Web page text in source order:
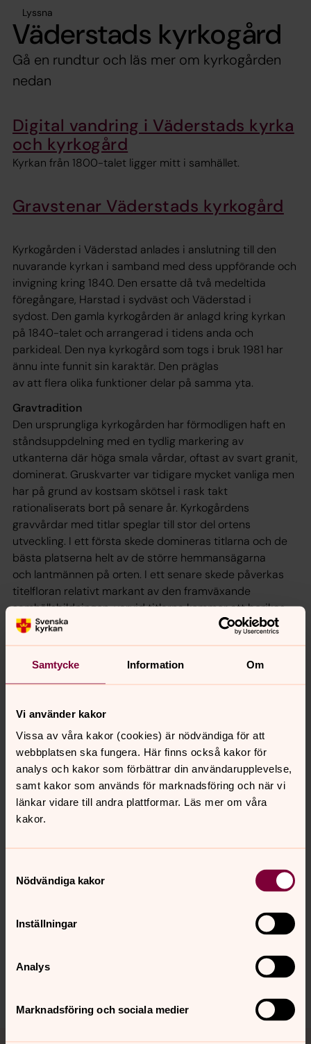
Samtycke Information Om
Vi använder kakor
Vissa av våra kakor (cookies) är nödvändiga för att
webbplatsen ska fungera. Här finns också kakor för
analys och kakor som förbättrar din användarupplevelse,
samt kakor som används för marknadsföring och när vi
länkar vidare till andra plattformar. Läs mer om våra
kakor.
Nödvändiga kakor
Inställningar
Analys
Marknadsföring och sociala medier
Lyssna
Väderstads kyrkogård
Gå en rundtur och läs mer om kyrkogården
nedan
Digital vandring i Väderstads kyrka
och kyrkogård
Kyrkan från 1800-talet ligger mitt i samhället.
Gravstenar Väderstads kyrkogård
Kyrkogården i Väderstad anlades i anslutning till den
nuvarande kyrkan i samband med dess uppförande och
invigning kring 1840. Den ersatte då två medeltida
föregångare, Harstad i sydväst och Väderstad i
sydost. Den gamla kyrkogården är anlagd kring kyrkan
på 1840-talet och arrangerad i tidens anda och
parkideal. Den nya kyrkogård som togs i bruk 1981 har
ännu inte funnit sin karaktär. Den präglas
av att flera olika funktioner delar på samma yta.
Gravtradition
Den ursprungliga kyrkogården har förmodligen haft en
ståndsuppdelning med en tydlig markering av
utkanterna där höga smala vårdar, oftast av svart granit,
dominerat. Gruskvarter var tidigare mycket vanliga men
har på grund av kostsam skötsel i rask takt
rationaliserats bort på senare år. Kyrkogårdens
gravvårdar med titlar speglar till stor del ortens
utveckling. I ett första skede domineras titlarna och de
bästa platserna helt av de större hemmansägarna
och lantmännen på orten. I ett senare skede påverkas
titelfloran relativt markant av den framväxande
samhällsbildningen, varvid titlarna kommer att berikas
med hantverkare, akademiker, företagare och
tjänstemän.
Följande gravskick finns på
Askgravplats
Minneslund
Väderstads kyrka
Kyrkan ligger mitt i samhället och invigdes år 1840.
Senast ändrad 29 januari 2026
innehåll?
Dela